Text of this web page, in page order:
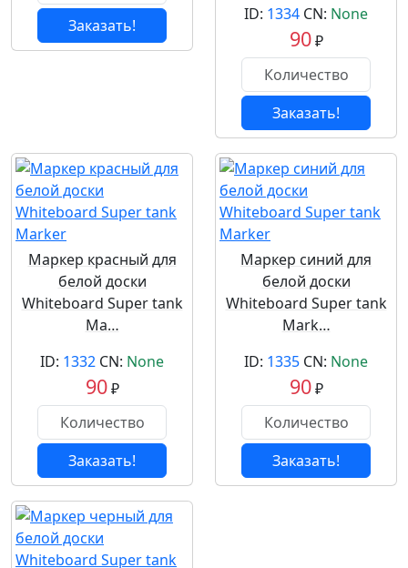
Заказать!
ID: 1334 CN: None
90₽
Заказать!
Маркер красный для
белой доски
Whiteboard Super tank
Ma…
ID: 1332 CN: None
90₽
Заказать!
Маркер синий для
белой доски
Whiteboard Super tank
Mark…
ID: 1335 CN: None
90₽
Заказать!